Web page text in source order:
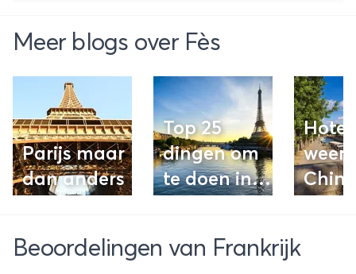
Meer blogs over Fès
Parijs maar
dan anders
Top 25
dingen om
te doen in
Hotel
weert
Beoordelingen van Frankrijk